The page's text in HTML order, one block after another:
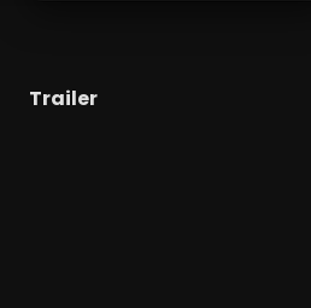
Trailer